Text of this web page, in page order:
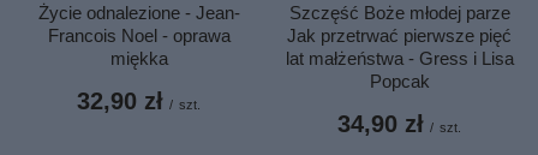
Życie odnalezione - Jean-
Francois Noel - oprawa
miękka
32,90 zł / szt.
Szczęść Boże młodej parze
Jak przetrwać pierwsze pięć
lat małżeństwa - Gress i Lisa
Popcak
34,90 zł / szt.